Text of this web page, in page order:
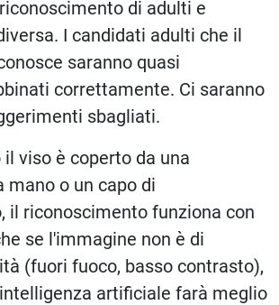
di adulti e
I candidati adulti che il
saranno quasi
correttamente. Ci saranno
sbagliati.
viso è coperto da una
mano o un capo di
il riconoscimento funziona con
se l'immagine non è di
(fuori fuoco, basso contrasto),
artificiale farà meglio